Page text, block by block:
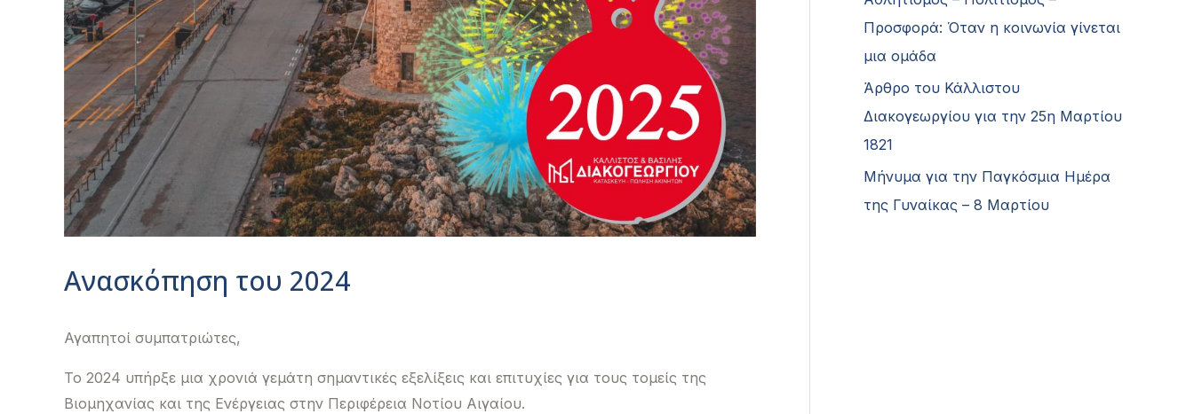
Ανασκόπηση του 2024
Αγαπητοί συμπατριώτες,
Το 2024 υπήρξε μια χρονιά γεμάτη σημαντικές εξελίξεις και επιτυχίες για τους τομείς της
Βιομηχανίας και της Ενέργειας στην Περιφέρεια Νοτίου Αιγαίου.
Προσφορά: Όταν η κοινωνία γίνεται
μια ομάδα
Άρθρο του Κάλλιστου
Διακογεωργίου για την 25η Μαρτίου
1821
Μήνυμα για την Παγκόσμια Ημέρα
της Γυναίκας – 8 Μαρτίου